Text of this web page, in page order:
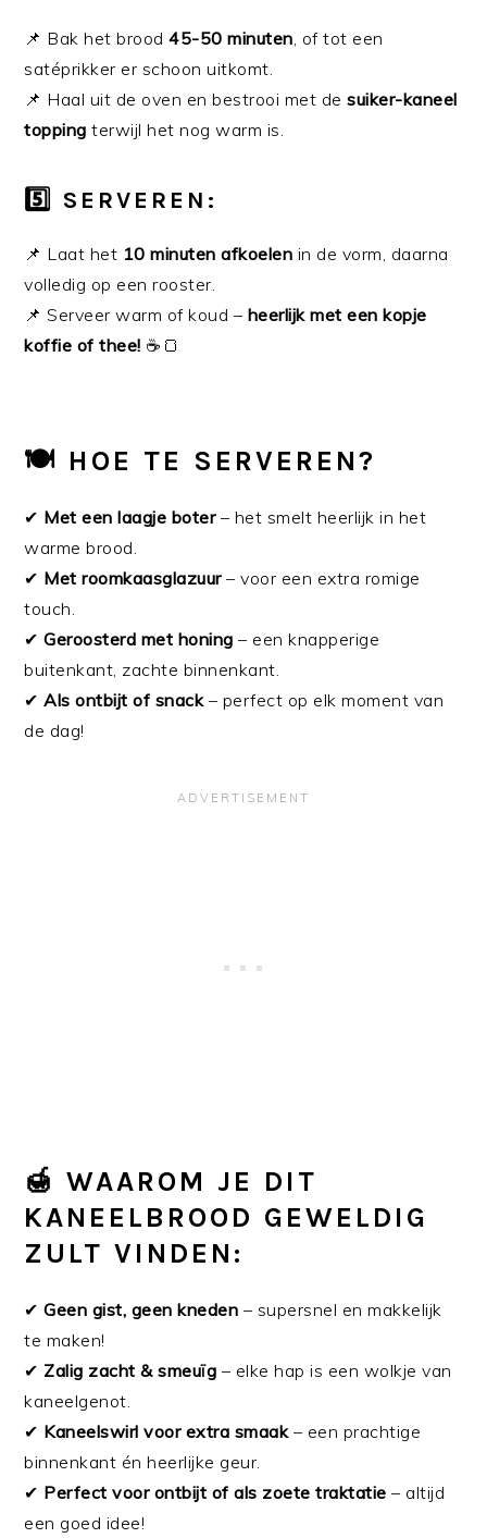
📌 Bak het brood45-50 minuten , of tot een
satéprikker er schoon uitkomt.
📌 Haal uit de oven en bestrooi met desuiker-kaneel
topping terwijl het nog warm is.
5️⃣ SERVEREN:
📌 Laat het 10 minuten afkoelen in de vorm, daarna
volledig op een rooster.
📌 Serveer warm of koud – heerlijk met een kopje
koffie of thee! ☕🍞
🍽️ HOE TE SERVEREN?
✔ Met een laagje boter– het smelt heerlijk in het
warme brood.
✔ Met roomkaasglazuur– voor een extra romige
touch.
✔Geroosterd met honing – een knapperige
buitenkant, zachte binnenkant.
✔Als ontbijt of snack– perfect op elk moment van
de dag!
🍯 WAAROM JE DIT
KANEELBROOD GEWELDIG
ZULT VINDEN:
✔Geen gist, geen kneden – supersnel en makkelijk
te maken!
✔ Zalig zacht & smeuïg – elke hap is een wolkje van
kaneelgenot.
✔ Kaneelswirl voor extra smaak– een prachtige
binnenkant én heerlijke geur.
✔ Perfect voor ontbijt of als zoete traktatie – altijd
een goed idee!